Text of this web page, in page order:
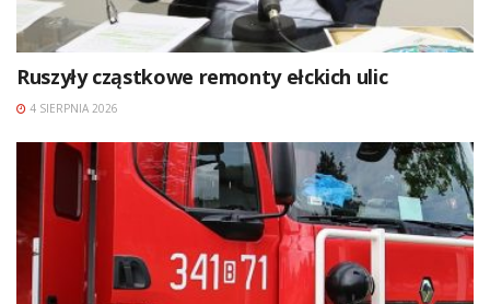
Ruszyły cząstkowe remonty ełckich ulic
4 SIERPNIA 2026